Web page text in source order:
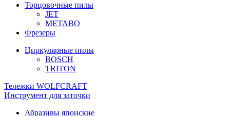
Торцовочные пилы
JET
METABO
Фрезеры
Циркулярные пилы
BOSCH
TRITON
Тележки WOLFCRAFT
Инструмент для заточки
Абразивы японские